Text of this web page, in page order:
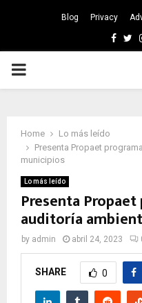
Blog Privacy
PRIMARY
Home
Lo más leído
Presenta Propaet
municipios
Lo más leído
Presenta
auditoría
by admin abril 24, 2023
SHARE 0